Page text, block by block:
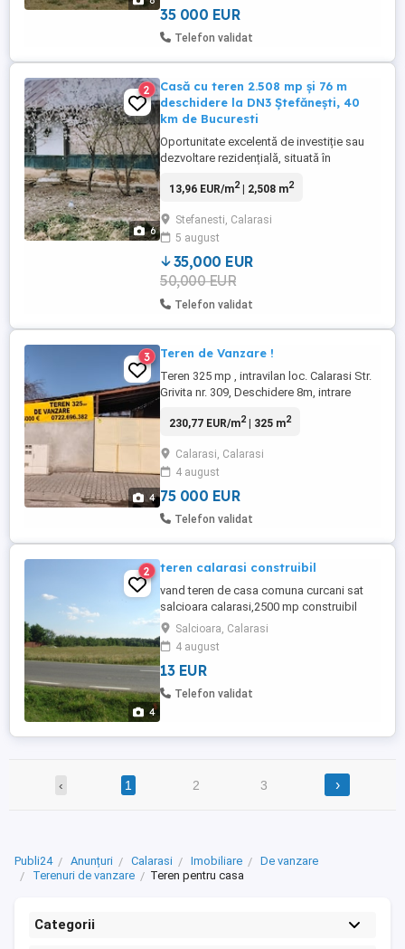
35 000 EUR
Telefon validat
6
2
Casă cu teren 2.508 mp și 76 m
deschidere la DN3 Ștefănești, 40
km de Bucuresti
Oportunitate excelentă de investiție sau
dezvoltare rezidențială, situată în
Calea București nr. 1, cu acces direct din
o suprafață totală de 2.508 mp și
beneficiază de un avantaj rar: aproximativ
76 metri deschidere directă ...
13,96 EUR/m2| 2,508 m2
Stefanesti, Calarasi
5 august
35,000 EUR
50,000 EUR
Telefon validat
4
3 Teren de Vanzare !
Teren 325 mp , intravilan loc. Calarasi Str.
Grivita nr. 309, Deschidere 8m, intrare
Disponibil imediat pentru constructie casa
PREDARE IMEDIATA !!!!
230,77 EUR/m2| 325 m2
Calarasi, Calarasi
4 august
75 000 EUR
Telefon validat
4
2 teren calarasi construibil
vand teren de casa comuna curcani sat
salcioara calarasi,2500 mp construibil
gaze,curent drum judetean in jur de 40 km
de bucuresti
Salcioara, Calarasi
4 august
13 EUR
Telefon validat
‹ 1 2 3 ›
Publi24 Anunțuri Calarasi Imobiliare
De vanzare
Terenuri de vanzare
Teren pentru casa
Categorii